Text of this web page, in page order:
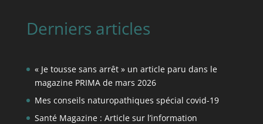
Derniers articles
« Je tousse sans arrêt » un article paru dans le
magazine PRIMA de mars 2026
Mes conseils naturopathiques spécial covid-19
Santé Magazine : Article sur l’information